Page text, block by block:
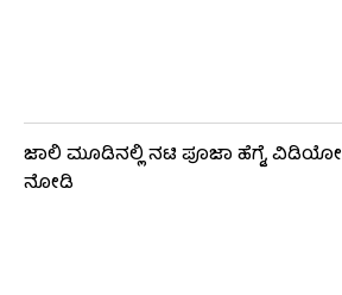
ಜಾಲಿ ಮೂಡಿನಲ್ಲಿ ನಟಿ ಪೂಜಾ ಹೆಗ್ಡೆ, ವಿಡಿಯೋ
ನೋಡಿ